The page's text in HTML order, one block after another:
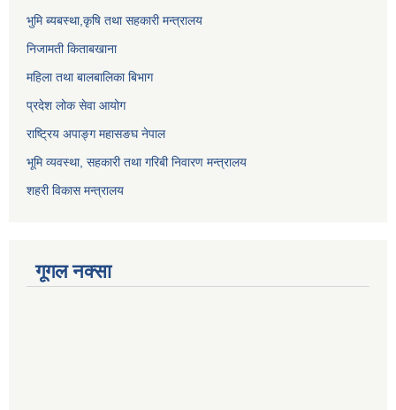
भुमि ब्यबस्था,कृषि तथा सहकारी मन्त्रालय
निजामती किताबखाना
महिला तथा बालबालिका बिभाग
प्रदेश लोक सेवा आयोग
राष्ट्रिय अपाङ्ग महासङघ नेपाल
भूमि व्यवस्था, सहकारी तथा गरिबी निवारण मन्त्रालय
शहरी विकास मन्त्रालय
गूगल नक्सा